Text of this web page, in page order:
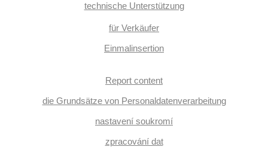
technische Unterstützung
für Verkäufer
Einmalinsertion
Report content
die Grundsätze von Personaldatenverarbeitung
nastavení soukromí
zpracování dat